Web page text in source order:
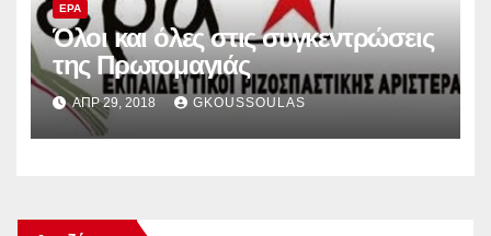
ΕΡΑ
Όλοι και όλες στις συγκεντρώσεις
της Πρωτομαγιάς
ΑΠΡ 29, 2018 GKOUSSOULAS